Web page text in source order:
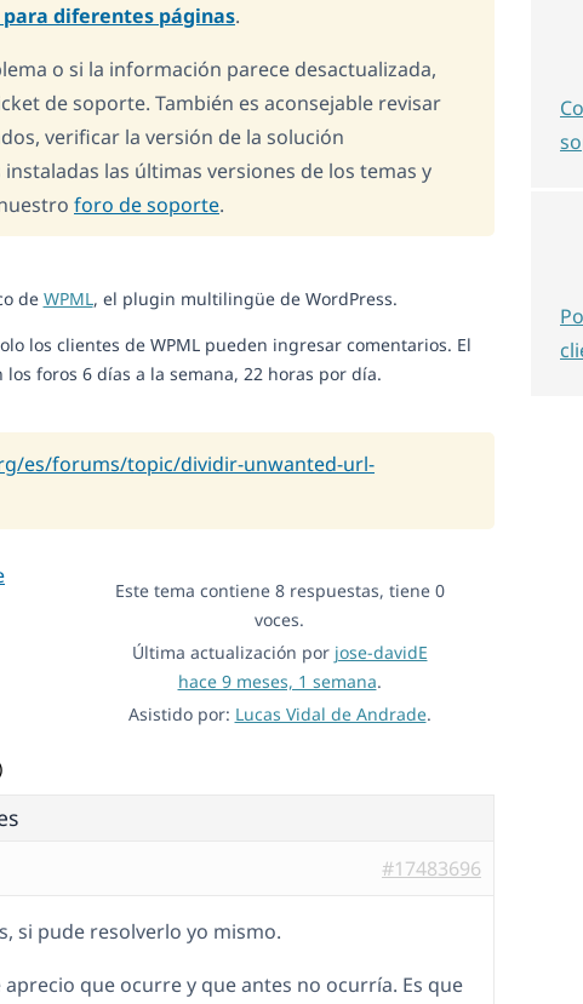
diferentes páginas.
o si la información parece desactualizada,
de soporte. También es aconsejable revisar
verificar la versión de la solución
las últimas versiones de los temas y
foro de soporte.
de WPML, el plugin multilingüe de WordPress.
los clientes de WPML pueden ingresar comentarios. El
foros 6 días a la semana, 22 horas por día.
es/forums/topic/dividir-unwanted-url-
Este tema contiene 8 respuestas, tiene 0
voces.
Última actualización por jose-davidE
hace 9 meses, 1 semana.
Asistido por: Lucas Vidal de Andrade.
#17483696
si pude resolverlo yo mismo.
aprecio que ocurre y que antes no ocurría. Es que